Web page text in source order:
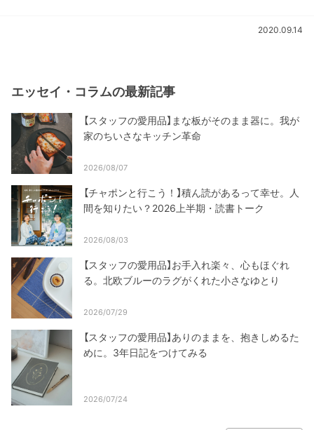
2020.09.14
エッセイ・コラムの最新記事
【スタッフの愛用品】まな板がそのまま器に。我が
家のちいさなキッチン革命
2026/08/07
【チャポンと行こう！】積ん読があるって幸せ。人
間を知りたい？2026上半期・読書トーク
2026/08/03
【スタッフの愛用品】お手入れ楽々、心もほぐれ
る。北欧ブルーのラグがくれた小さなゆとり
2026/07/29
【スタッフの愛用品】ありのままを、抱きしめるた
めに。3年日記をつけてみる
2026/07/24